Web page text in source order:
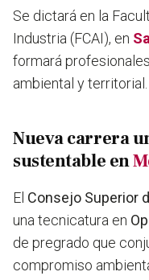
Se dictará en la
Industria (FCAI), en
formará
ambiental y territorial.
Nueva carrera
sustentable en
El Consejo Superior
una tecnicatura en
de pregrado que
compromiso